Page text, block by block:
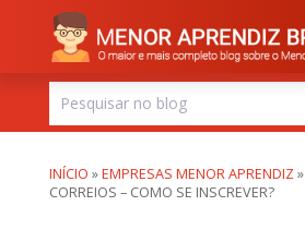
INÍCIO »EMPRESAS MENOR APRENDIZ»
CORREIOS – COMO SE INSCREVER?